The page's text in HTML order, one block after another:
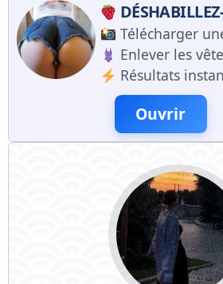
Télécharger
Enlever les
Résultats
Ouvrir